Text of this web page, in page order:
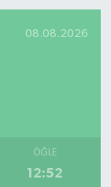
08.08.2026
ÖĞLE
12:52